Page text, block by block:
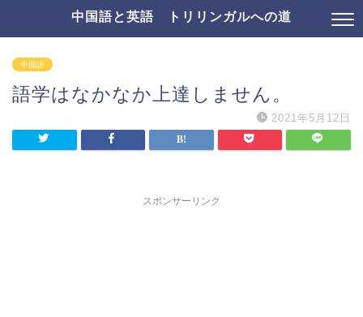
中国語と英語 トリリンガルへの道
中国語
語学はなかなか上達しません。
2021年5月12日
スポンサーリンク